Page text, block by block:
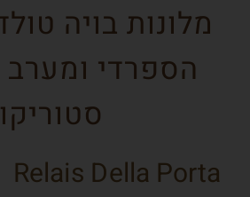
מלונות בויה
הספרדי
סטוריקו
Relais Della Porta